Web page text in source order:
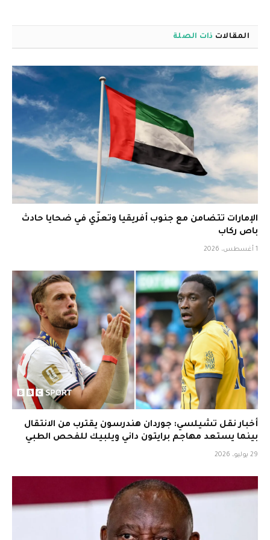
المقالات ذات الصلة
الإمارات تتضامن مع جنوب أفريقيا وتعزّي في ضحايا حادث
باص ركاب
1 أغسطس، 2026
أخبار نقل تشيلسي: جوردان هندرسون يقترب من الانتقال
بينما يستعد مهاجم برايتون داني ويلبيك للفحص الطبي
29 يوليو، 2026